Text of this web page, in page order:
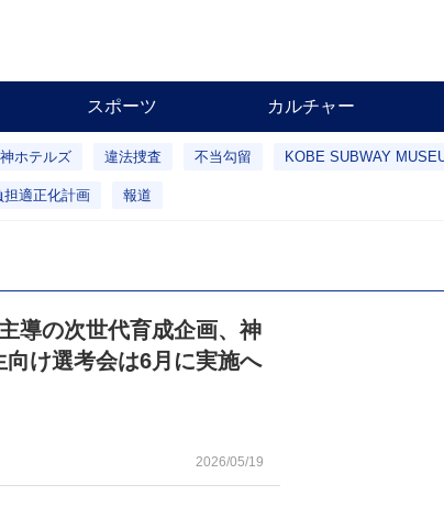
スポーツ カルチャー
ホテルズ 違法捜査 不当勾留 KOBE SUBWAY
担適正化計画 報道
導の次世代育成企画、神
け選考会は6月に実施へ
2026/05/19